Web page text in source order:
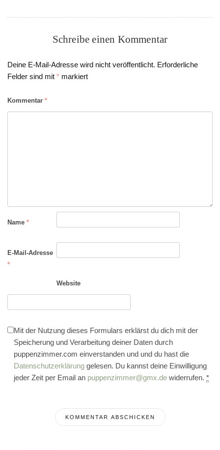
Schreibe einen Kommentar
Deine E-Mail-Adresse wird nicht veröffentlicht. Erforderliche
Felder sind mit * markiert
Kommentar *
Name *
E-Mail-Adresse
*
Website
Mit der Nutzung dieses Formulars erklärst du dich mit der
Speicherung und Verarbeitung deiner Daten durch
puppenzimmer.com einverstanden und und du hast die
Datenschutzerklärung gelesen. Du kannst deine Einwilligung
jeder Zeit per Email an puppenzimmer@gmx.de widerrufen. *